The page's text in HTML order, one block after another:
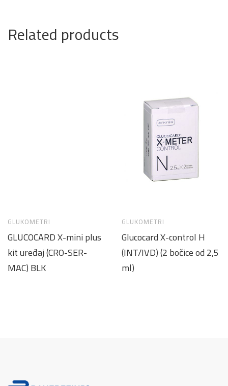
Related products
GLUKOMETRI
GLUCOCARD X-mini plus
kit uređaj (CRO-SER-
MAC) BLK
GLUKOMETRI
Glucocard X-control H
(INT/IVD) (2 bočice od 2,5
ml)